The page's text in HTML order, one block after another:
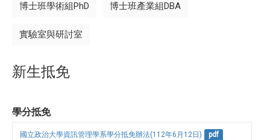
博士班學術組PhD 博士班產業組DBA
實驗室與研討室
新生抵免
學分抵免
國立政治大學資訊管理學系學分抵免辦法(112年6月12日) pdf